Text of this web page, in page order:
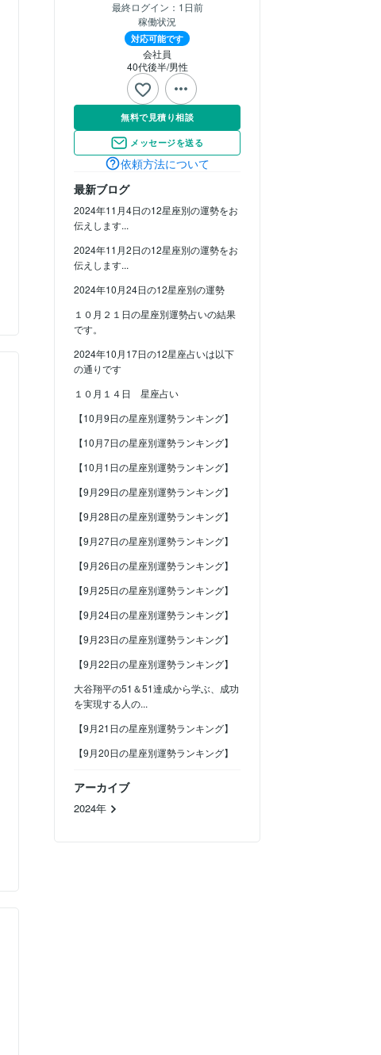
最終ログイン： 1日前
稼働状況
対応可能です
会社員
40代後半男性
無料で見積り相談
メッセージを送る
依頼方法について
最新ブログ
2024年11月4日の12星座別の運勢をお
伝えします...
2024年11月2日の12星座別の運勢をお
伝えします...
2024年10月24日の12星座別の運勢
１０月２１日の星座別運勢占いの結果
です。
2024年10月17日の12星座占いは以下
の通りです
１０月１４日 星座占い
【10月9日の星座別運勢ランキング】
【10月7日の星座別運勢ランキング】
【10月1日の星座別運勢ランキング】
【9月29日の星座別運勢ランキング】
【9月28日の星座別運勢ランキング】
【9月27日の星座別運勢ランキング】
【9月26日の星座別運勢ランキング】
【9月25日の星座別運勢ランキング】
【9月24日の星座別運勢ランキング】
【9月23日の星座別運勢ランキング】
【9月22日の星座別運勢ランキング】
大谷翔平の51＆51達成から学ぶ、成功
を実現する人の...
【9月21日の星座別運勢ランキング】
【9月20日の星座別運勢ランキング】
アーカイブ
2024年